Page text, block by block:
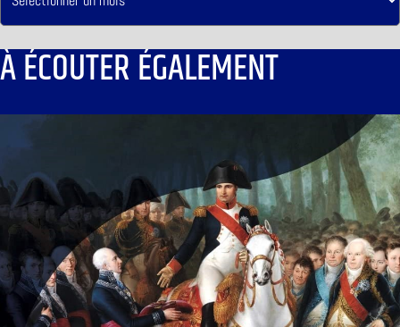
À ÉCOUTER ÉGALEMENT